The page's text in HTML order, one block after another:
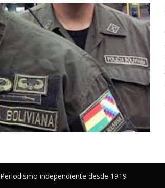
Periodismo independiente desde 1919